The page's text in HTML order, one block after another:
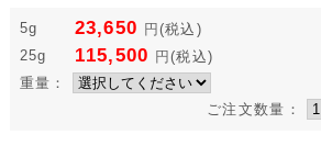
5g 23,650 円(税込)
25g
115,500 円(税込)
重量：
ご注文数量：